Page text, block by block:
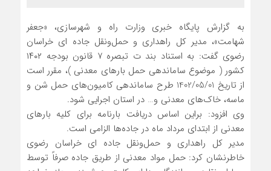
به گزارش پایگاه خبری وزارت راه و شهرسازی، «جعفر
شهامت»، مدیر کل راهداری و حمل‌ونقل جاده ای خراسان
رضوی گفت: به استناد بند ت تبصره ۷ قانون بودجه ۱۴۰۲
کشور ( موضوع ساماندهی حمل بارهای معدنی )، مقرر است
از تاریخ 1402/05/01 طرح ساماندهی کامیون‌های حمل شن و
ماسه، خاک‌های معدنی و… در استان اجرایی شود.
وی افزود: براین اساس دریافت بارنامه برای کلیه بارهای
معدنی از ابتدای مرداد ماه در جاده‌ها الزامی است.
مدیر کل راهداری و حمل‌ونقل جاده ای خراسان رضوی
خاطرنشان کرد: حمل مواد معدنی از طریق جاده صرفاً توسط